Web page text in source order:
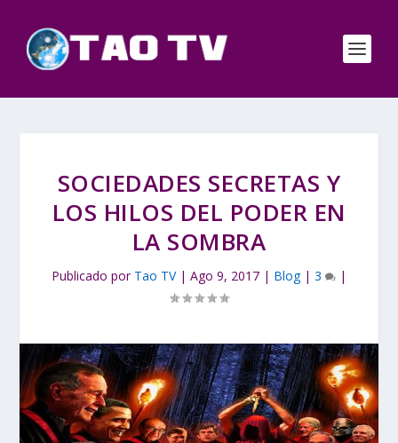
SOCIEDADES SECRETAS Y
LOS HILOS DEL PODER EN
LA SOMBRA
Publicado por Tao TV| Ago 9, 2017 | Blog| 3 |